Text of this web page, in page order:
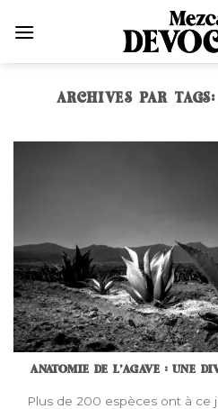
ARCHIVES PAR TAGS:
ANATOMIE DE L’AGAVE : UNE
Plus de 200 espèces ont à ce